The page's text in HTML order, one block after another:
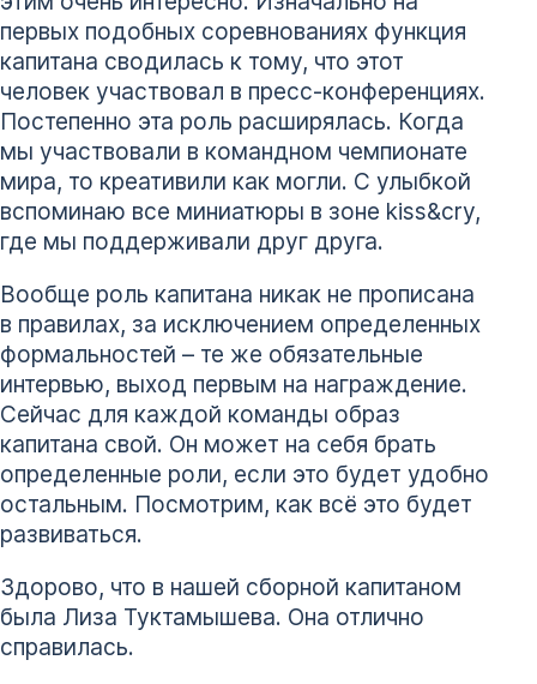
первых подобных соревнованиях функция
капитана сводилась к тому, что этот
человек участвовал в пресс-конференциях.
Постепенно эта роль расширялась. Когда
мы участвовали в командном чемпионате
мира, то креативили как могли. С улыбкой
вспоминаю все миниатюры в зоне kiss&cry,
где мы поддерживали друг друга.
Вообще роль капитана никак не прописана
в правилах, за исключением определенных
формальностей – те же обязательные
интервью, выход первым на награждение.
Сейчас для каждой команды образ
капитана свой. Он может на себя брать
определенные роли, если это будет удобно
остальным. Посмотрим, как всё это будет
развиваться.
Здорово, что в нашей сборной капитаном
была Лиза Туктамышева. Она отлично
справилась.